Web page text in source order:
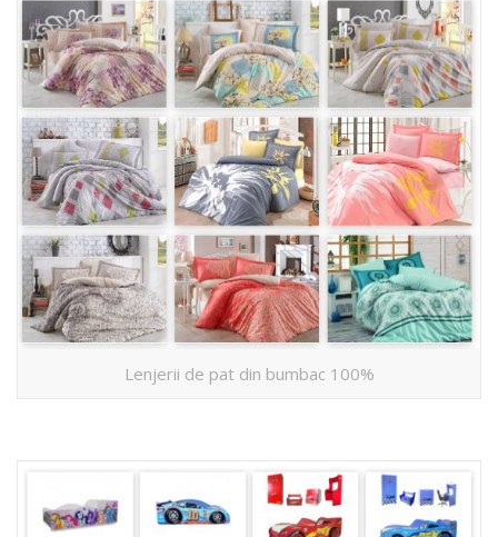
Lenjerii de pat din bumbac 100%